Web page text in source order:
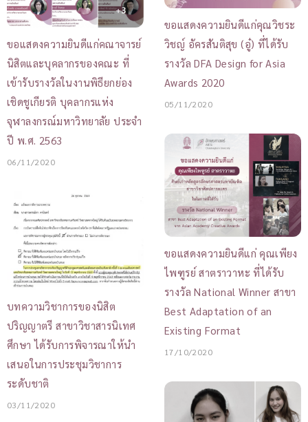
ขอแสดงความยินดีแก่คณาจารย์
นิสิตและบุคลากรของคณะ ที่
เข้ารับรางวัลในงานพิธียกย่อง
เชิดชูเกียรติ บุคลากรแห่ง
จุฬาลงกรณ์มหาวิทยาลัย ประจำ
ปี พ.ศ. 2563
06/11/2020
ขอแสดงความยินดีแก่คุณวิชระ
วิชญ์ อัครสันติสุข (อู๋) ที่ได้รับ
รางวัล DFA Design for Asia
Awards 2020
05/11/2020
บทความวิชาการของนิสิต
ปริญญาตรี สาขาวิชาสารนิเทศ
ศึกษา ได้รับการพิจารณาให้นำ
เสนอในการประชุมวิชาการ
ระดับชาติ
03/11/2020
ขอแสดงความยินดีแก่ คุณเพียง
ไพฑูรย์ สาตราวาหะ ที่ได้รับ
รางวัล National Winner สาขา
Best Adaptation of an
Existing Format
17/10/2020